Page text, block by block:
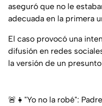
aseguró que no le
adecuada en la primera
El caso provocó una
difusión en redes
la versión de un
🚨👧"Yo no la robé":